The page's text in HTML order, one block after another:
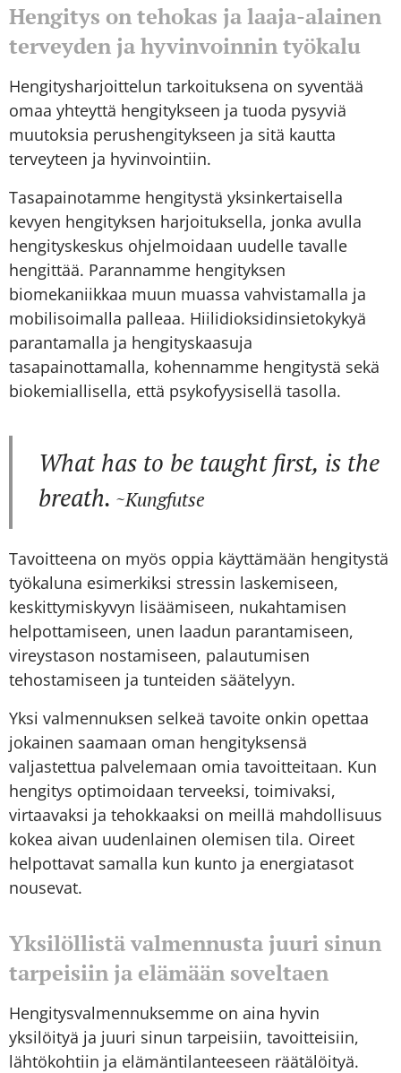
Hengitys on tehokas ja laaja-alainen
terveyden ja hyvinvoinnin työkalu
Hengitysharjoittelun tarkoituksena on syventää
omaa yhteyttä hengitykseen ja tuoda pysyviä
muutoksia perushengitykseen ja sitä kautta
terveyteen ja hyvinvointiin.
Tasapainotamme hengitystä yksinkertaisella
kevyen hengityksen harjoituksella, jonka avulla
hengityskeskus ohjelmoidaan uudelle tavalle
hengittää. Parannamme hengityksen
biomekaniikkaa muun muassa vahvistamalla ja
mobilisoimalla palleaa. Hiilidioksidinsietokykyä
parantamalla ja hengityskaasuja
tasapainottamalla, kohennamme hengitystä sekä
biokemiallisella, että psykofyysisellä tasolla.
What has to be taught first, is the
breath. ~Kungfutse
Tavoitteena on myös oppia käyttämään hengitystä
työkaluna esimerkiksi stressin laskemiseen,
keskittymiskyvyn lisäämiseen, nukahtamisen
helpottamiseen, unen laadun parantamiseen,
vireystason nostamiseen, palautumisen
tehostamiseen ja tunteiden säätelyyn.
Yksi valmennuksen selkeä tavoite onkin opettaa
jokainen saamaan oman hengityksensä
valjastettua palvelemaan omia tavoitteitaan. Kun
hengitys optimoidaan terveeksi, toimivaksi,
virtaavaksi ja tehokkaaksi on meillä mahdollisuus
kokea aivan uudenlainen olemisen tila. Oireet
helpottavat samalla kun kunto ja energiatasot
nousevat.
Yksilöllistä valmennusta juuri sinun
tarpeisiin ja elämään soveltaen
Hengitysvalmennuksemme on aina hyvin
yksilöityä ja juuri sinun tarpeisiin, tavoitteisiin,
lähtökohtiin ja elämäntilanteeseen räätälöityä.